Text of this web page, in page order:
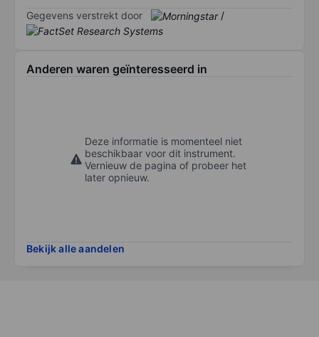
Gegevens verstrekt door /
Anderen waren geïnteresseerd in
Deze informatie is momenteel niet
beschikbaar voor dit instrument.
Vernieuw de pagina of probeer het
later opnieuw.
Bekijk alle aandelen